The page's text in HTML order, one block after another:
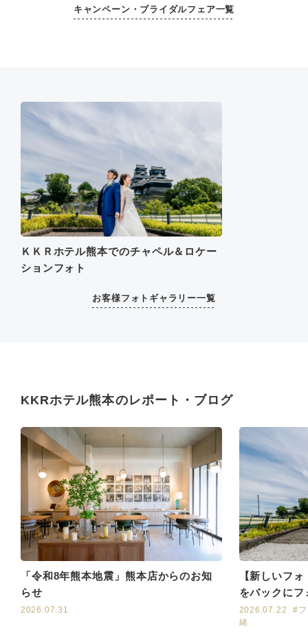
キャンペーン・ブライダルフェア一覧
ＫＫＲホテル熊本でのチャペル＆ロケー
ションフォト
お客様フォトギャラリー一覧
KKRホテル熊本のレポート・ブログ
「令和8年熊本地震」熊本店からのお知
らせ
2026.07.31
【新しいフ
をバックに
2026.07.22
#
緒